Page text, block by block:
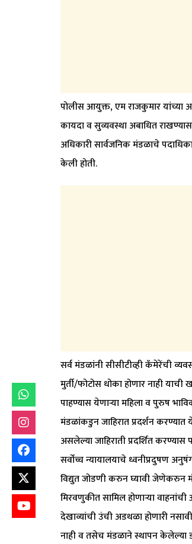
पोलीस आयुक्त, एम राजकुमार यांच्या
कायदा व सुव्यवस्था अबाधित
अधिकारी सार्वजनिक मंडळाचे
केली होती.
सर्व मंडळांनी सीसीटीव्ही कॅमेरेंची
मुर्ती/फोटोस धोका होणार नाही याची
पाहण्यास येणाऱ्या महिला व पुरुष
मंडळांकडुन जाहिरात प्रदर्शन
असलेल्या जाहिराती प्रदर्शित
सर्वोच्च न्यायालयाचे ध्वनीप्रदुषण
विद्युत जोडणी करुन घ्यावी जेणेकरुन
मिरवणुकीत सामिल होणाऱ्या
देखाव्यांची उंची अडथळा होणारी
नाही व तसेच मंडळाने स्थापन केलेल्या